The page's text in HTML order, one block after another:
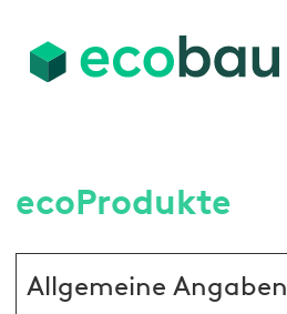
ecoProdukte
Allgemeine Angaben